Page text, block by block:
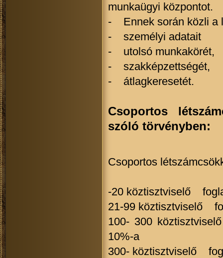
munkaügyi központot.
- Ennek során közli a
- személyi adatait
- utolsó munkakörét,
- szakképzettségét,
- átlagkeresetét.
Csoportos
szóló törvényben:
Csoportos
-20 köztisztviselő
21-99 köztisztviselő
100- 300
10%-a
300- köztisztviselő